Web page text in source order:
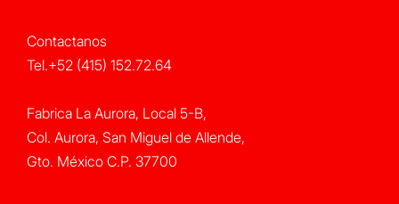
Contactanos
Tel.+52 (415) 152.72.64
Fabrica La Aurora, Local 5-B,
Col. Aurora, San Miguel de Allende,
Gto. México C.P. 37700